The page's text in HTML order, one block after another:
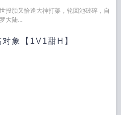
投胎又恰逢大神打架，轮回池破碎，自
大陆...
象【1V1甜H】